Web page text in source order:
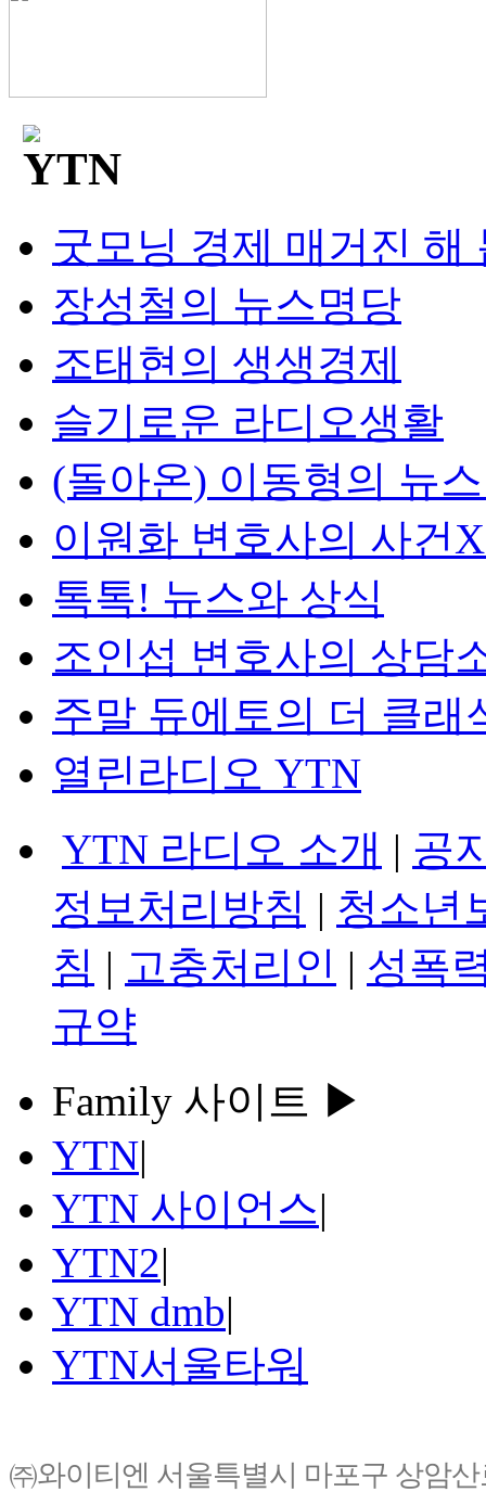
굿모닝 경제 매거진 해
장성철의 뉴스명당
조태현의 생생경제
슬기로운 라디오생활
(돌아온) 이동형의 뉴
이원화 변호사의 사건
톡톡! 뉴스와 상식
조인섭 변호사의 상담
주말 듀에토의 더 클래
열린라디오 YTN
YTN 라디오 소개 | 공
정보처리방침 | 청소년
침 | 고충처리인 | 성폭
규약
Family 사이트 ▶
YTN|
YTN 사이언스|
YTN2|
YTN dmb|
YTN서울타워
㈜와이티엔 서울특별시 마포구 상암